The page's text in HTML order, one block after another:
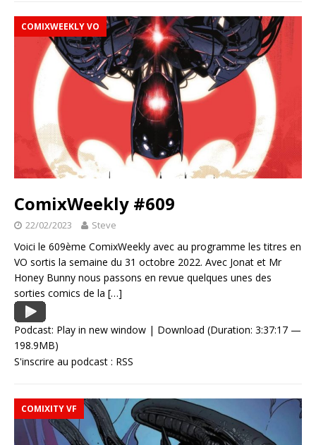
COMIXWEEKLY VO
ComixWeekly #609
22/02/2023 Steve
Voici le 609ème ComixWeekly avec au programme les titres en
VO sortis la semaine du 31 octobre 2022. Avec Jonat et Mr
Honey Bunny nous passons en revue quelques unes des
sorties comics de la […]
Podcast: Play in new window | Download (Duration: 3:37:17 —
198.9MB)
S'inscrire au podcast : RSS
COMIXITY VF